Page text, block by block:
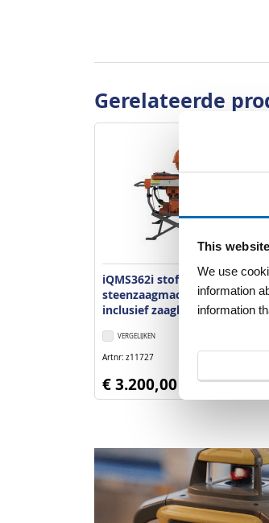
This
We use
information
information
Gerelateerde
iQMS362i stofvrije
steenzaagmachine
inclusief zaagblad
VERGELIJKEN
Artnr z11727
€ 3.200,00